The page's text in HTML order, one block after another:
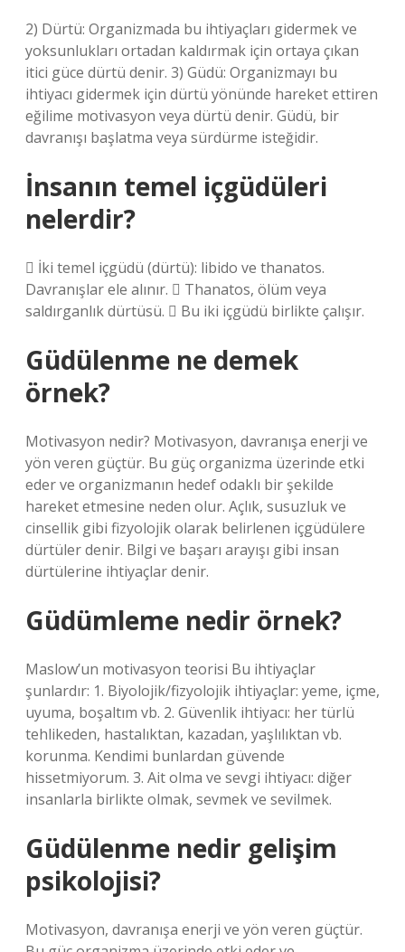
2) Dürtü: Organizmada bu ihtiyaçları gidermek ve
yoksunlukları ortadan kaldırmak için ortaya çıkan
itici güce dürtü denir. 3) Güdü: Organizmayı bu
ihtiyacı gidermek için dürtü yönünde hareket ettiren
eğilime motivasyon veya dürtü denir. Güdü, bir
davranışı başlatma veya sürdürme isteğidir.
İnsanın temel içgüdüleri
nelerdir?
 İki temel içgüdü (dürtü): libido ve thanatos.
Davranışlar ele alınır.  Thanatos, ölüm veya
saldırganlık dürtüsü.  Bu iki içgüdü birlikte çalışır.
Güdülenme ne demek
örnek?
Motivasyon nedir? Motivasyon, davranışa enerji ve
yön veren güçtür. Bu güç organizma üzerinde etki
eder ve organizmanın hedef odaklı bir şekilde
hareket etmesine neden olur. Açlık, susuzluk ve
cinsellik gibi fizyolojik olarak belirlenen içgüdülere
dürtüler denir. Bilgi ve başarı arayışı gibi insan
dürtülerine ihtiyaçlar denir.
Güdümleme nedir örnek?
Maslow’un motivasyon teorisi Bu ihtiyaçlar
şunlardır: 1. Biyolojik/fizyolojik ihtiyaçlar: yeme, içme,
uyuma, boşaltım vb. 2. Güvenlik ihtiyacı: her türlü
tehlikeden, hastalıktan, kazadan, yaşlılıktan vb.
korunma. Kendimi bunlardan güvende
hissetmiyorum. 3. Ait olma ve sevgi ihtiyacı: diğer
insanlarla birlikte olmak, sevmek ve sevilmek.
Güdülenme nedir gelişim
psikolojisi?
Motivasyon, davranışa enerji ve yön veren güçtür.